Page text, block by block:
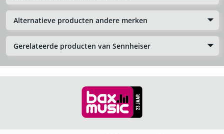
Alternatieve producten andere merken
Gerelateerde producten van Sennheiser